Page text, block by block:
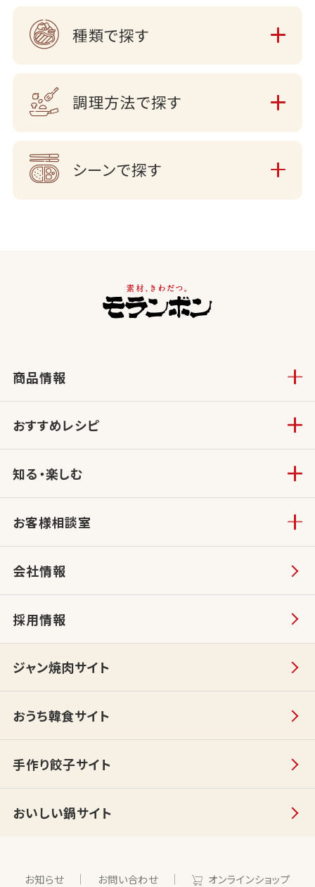
種類で探す
調理方法で探す
シーンで探す
商品情報
おすすめレシピ
知る・楽しむ
お客様相談室
会社情報
採用情報
ジャン焼肉サイト
おうち韓食サイト
手作り餃子サイト
おいしい鍋サイト
お知らせ お問い合わせ オンラインショップ